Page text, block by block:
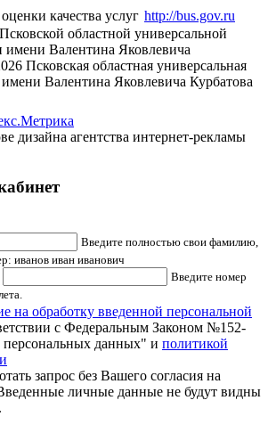
http://bus.gov.ru
областной универсальной
имени Валентина Яковлевича
Псковская областная универсальная
Валентина Яковлевича Курбатова
дизайна агентства интернет-рекламы
Введите полностью свои фамилию,
иванов иван иванович
Введите номер
на обработку введенной персональной
с Федеральным Законом №152-
данных" и политикой
запрос без Вашего согласия на
личные данные не будут видны